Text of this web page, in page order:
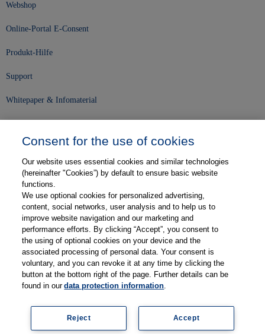
Webshop
Online-Portal E-Consent
Produkt-Hilfe
Support
Whitepaper & Infomaterial
Karriere
Kontakt
Web-Semniare
Anwenderberichte
Partner
Legal information Data protection Contact Terms and Conditions
Consent for the use of cookies
Our website uses essential cookies and similar technologies
(hereinafter "Cookies”) by default to ensure basic website
functions.
We use optional cookies for personalized advertising,
content, social networks, user analysis and to help us to
improve website navigation and our marketing and
performance efforts. By clicking “Accept”, you consent to
the using of optional cookies on your device and the
associated processing of personal data. Your consent is
voluntary, and you can revoke it at any time by clicking the
button at the bottom right of the page. Further details can be
found in ourdata protection information.
Accept
Reject